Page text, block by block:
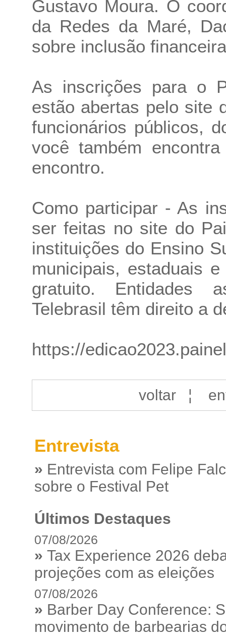
Gustavo Moura. O
da Redes da Maré,
sobre inclusão
As inscrições para o
estão abertas pelo site
funcionários públicos,
você também
encontro.
Como participar - As
ser feitas no site do
instituições do Ensino
municipais, estaduais
gratuito. Entidades
Telebrasil têm direito a
https://
voltar¦
Entrevista
» Entrevista com Felipe
sobre o Festival Pet
Últimos Destaques
07/08/2026
» Tax Experience 2026
projeções com as eleições
07/08/2026
» Barber Day Conference:
movimento de barbearias